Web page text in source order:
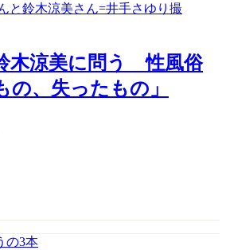
木涼美に問う 性風俗
の、失ったもの」
の3本